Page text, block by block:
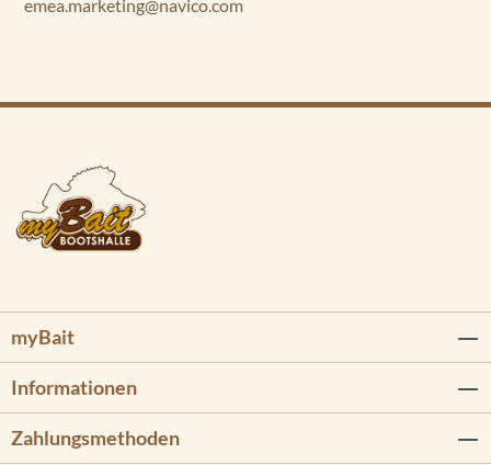
emea.marketing@navico.com
myBait
Informationen
Zahlungsmethoden